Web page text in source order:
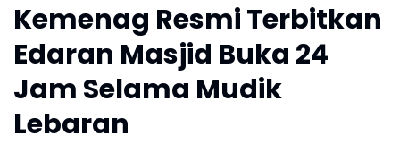
Kemenag Resmi Terbitkan
Edaran Masjid Buka 24
Jam Selama Mudik
Lebaran